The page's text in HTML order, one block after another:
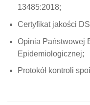
13485:2018;
Certyfikat jakości
Opinia Państwowej
Epidemiologicznej;
Protokół kontroli